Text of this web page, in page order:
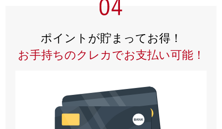
ポイントが貯まってお得！
お手持ちのクレカでお支払い可能！